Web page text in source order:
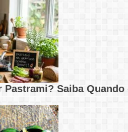
Pastrami? Saiba